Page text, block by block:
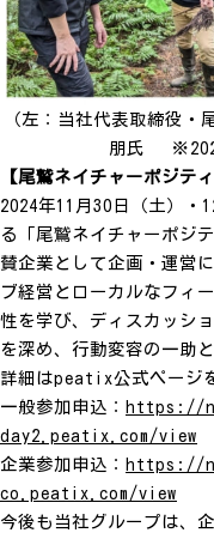
（左：当社代表取締役
朋氏 ※2024
【尾鷲ネイチャーポジテ
2024年11月30日（土）・
る「尾鷲ネイチャーポジ
賛企業として企画・運営
ブ経営とローカルなフィ
性を学び、ディスカッシ
を深め、行動変容の一助
詳細はpeatix公式ページ
一般参加申込： https://
day2.peatix.com/view
企業参加申込： https://
co.peatix.com/view
今後も当社グループは、